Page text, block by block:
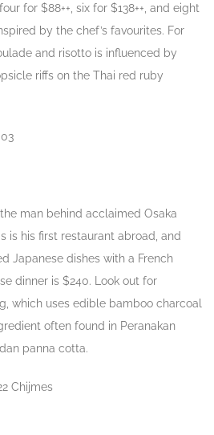
for $88++, six for $138++, and eight
by the chef’s favourites. For
and risotto is influenced by
riffs on the Thai red ruby
man behind acclaimed Osaka
is his first restaurant abroad, and
Japanese dishes with a French
dinner is $240. Look out for
which uses edible bamboo charcoal
often found in Peranakan
panna cotta.
Chijmes